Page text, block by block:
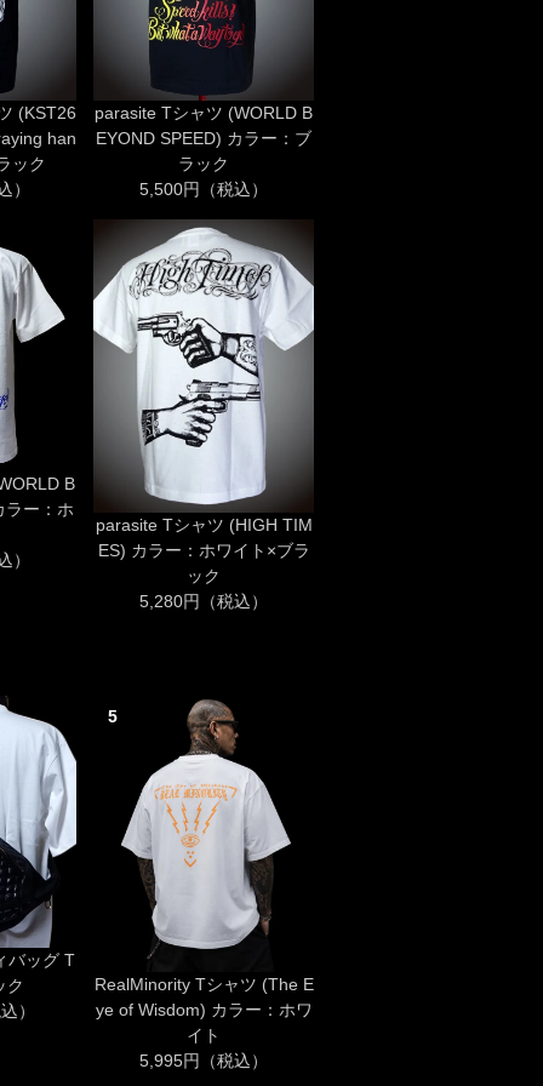
(KST26
han
ック
）
parasite Tシャツ (WORLD B
EYOND SPEED) カラー：ブ
ラック
5,500円（税込）
B
ラー：ホ
）
parasite Tシャツ (HIGH TIM
ES) カラー：ホワイト×ブラ
ック
5,280円（税込）
バッグ T
ク
）
5
RealMinority Tシャツ (The E
ye of Wisdom) カラー：ホワ
イト
5,995円（税込）